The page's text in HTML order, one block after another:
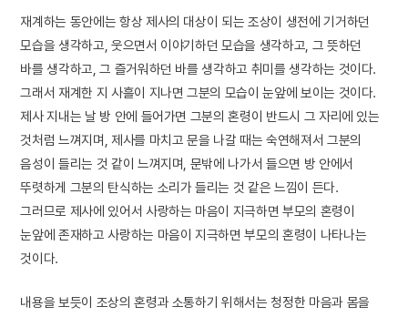
재계하는 동안에는 항상 제사의 대상이 되는 조상이 생전에 기거하던
모습을 생각하고, 웃으면서 이야기하던 모습을 생각하고, 그 뜻하던
바를 생각하고, 그 즐거워하던 바를 생각하고 취미를 생각하는 것이다.
그래서 재계한 지 사흘이 지나면 그분의 모습이 눈앞에 보이는 것이다.
제사 지내는 날 방 안에 들어가면 그분의 혼령이 반드시 그 자리에 있는
것처럼 느껴지며, 제사를 마치고 문을 나갈 때는 숙연해져서 그분의
음성이 들리는 것 같이 느껴지며, 문밖에 나가서 들으면 방 안에서
뚜렷하게 그분의 탄식하는 소리가 들리는 것 같은 느낌이 든다.
그러므로 제사에 있어서 사랑하는 마음이 지극하면 부모의 혼령이
눈앞에 존재하고 사랑하는 마음이 지극하면 부모의 혼령이 나타나는
것이다.
내용을 보듯이 조상의 혼령과 소통하기 위해서는 청정한 마음과 몸을